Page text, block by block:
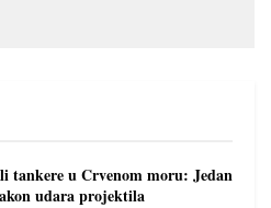
tankere u Crvenom moru: Jedan
udara projektila